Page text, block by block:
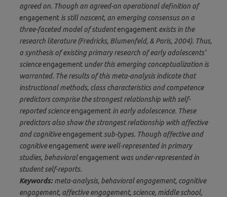
agreed on. Though an agreed-on operational definition of
engagement is still nascent, an emerging consensus on a
three-faceted model of studentengagement exists in the
research literature (Fredricks, Blumenfeld, & Paris, 2004). Thus,
a synthesis of existing primary research of early adolescents’
scienceengagement under this emerging conceptualization is
warranted. The results of this meta-analysis indicate that
instructional methods, class characteristics and competence
predictors comprise the strongest relationship with self-
reported scienceengagement in early adolescence. These
predictors also show the strongest relationship with affective
and cognitiveengagement sub-types. Though affective and
cognitiveengagement were well-represented in primary
studies, behavioralengagement was under-represented in
student self-reports.
Keywords:meta-analysis, behavioral engagement, cognitive
engagement, affective engagement, science, middle school,